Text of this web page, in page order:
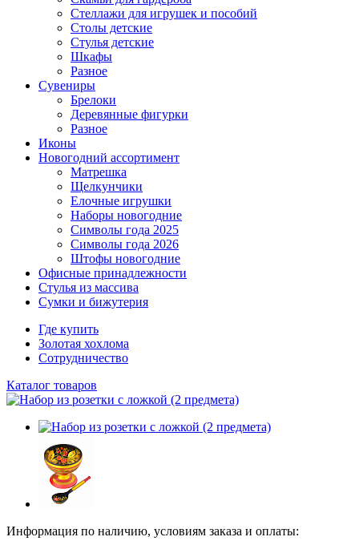
Стеллажи для игрушек и пособий
Столы детские
Стулья детские
Шкафы
Разное
Сувениры
Брелоки
Деревянные фигурки
Разное
Иконы
Новогодний ассортимент
Матрешка
Щелкунчики
Елочные игрушки
Наборы новогодние
Символы года 2025
Символы года 2026
Штофы новогодние
Офисные принадлежности
Стулья из массива
Сумки и бижутерия
Где купить
Золотая хохлома
Сотрудничество
Каталог товаров
Информация по наличию, условиям заказа и оплаты: